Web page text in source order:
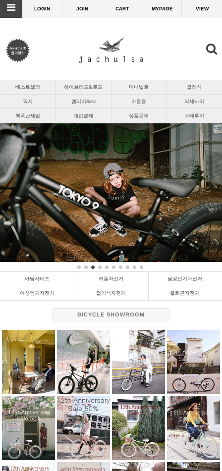
LOGIN JOIN CART MYPAGE VIEW
베스트셀러 하이브리드&로드 미니벨로 클래식
픽시 엠티비&etc 아동용 악세사리
핵폭탄세일 개인결제 상품문의 구매후기
아담사이즈 커플자전거 남성인기자전거
여성인기자전거 접이식자전거 출퇴근자전거
BICYCLE SHOWROOM